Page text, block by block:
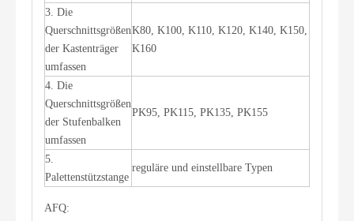
3. Die
Querschnittsgrößen
der Kastenträger
umfassen
K80, K100, K110, K120, K140, K150,
K160
4. Die
Querschnittsgrößen
der Stufenbalken
umfassen
PK95, PK115, PK135, PK155
5.
Palettenstützstange
reguläre und einstellbare Typen
AFQ: